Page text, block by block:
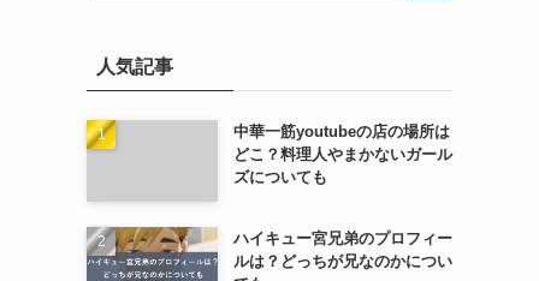
人気記事
中華一筋youtubeの店の場所は
どこ？料理人やまかないガール
ズについても
ハイキュー宮兄弟のプロフィー
ルは？どっちが兄なのかについ